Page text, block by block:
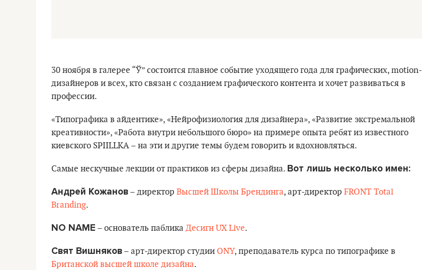
30 ноября в галерее “Ў” состоится главное событие уходящего года для графических, motion-
дизайнеров и всех, кто связан с созданием графического контента и хочет развиваться в
профессии.
«Типографика в айдентике», «Нейрофизиология для дизайнера», «Развитие экстремальной
креативности», «Работа внутри небольшого бюро» на примере опыта ребят из известного
киевского SPIILLKA – на эти и другие темы будем говорить и вдохновляться.
Самые нескучные лекции от практиков из сферы дизайна. Вот лишь несколько имен:
Андрей Кожанов – директор Высшей Школы Брендинга, арт-директор FRONT Total
Branding.
NO NAME – основатель паблика Десигн UX Live.
Свят Вишняков – арт-директор студии ONY, преподаватель курса по типографике в
Британской высшей школе дизайна.